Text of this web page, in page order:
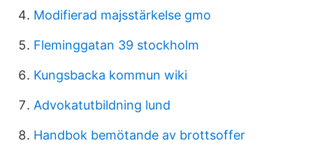
Modifierad majsstärkelse gmo
Fleminggatan 39 stockholm
Kungsbacka kommun wiki
Advokatutbildning lund
Handbok bemötande av brottsoffer